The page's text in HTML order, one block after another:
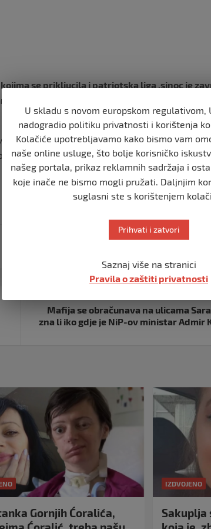
se prikljucila i patriotska liga ,sinoc je
skupstini ali i sa SDP gdje su doneseni
sa strankama koje su u opoziciji. Ovu
Mafija se obračunava na ulicama
zna li iko gdje je NiP-ov ministar Admir
Gornjih Ćoralića,
IZDVOJENO
Sakuplja
U skladu s novom europskom regulativom,
nadogradio politiku privatnosti i korištenja
Kolačiće upotrebljavamo kako bismo vam
naše online usluge, što bolje korisničko
našeg portala, prikaz reklamnih sadržaja i
koje inače ne bismo mogli pružati. Daljnjim
suglasni ste s korištenjem
Prihvati i zatvori
Saznaj više na stranici
Pravila o zaštiti privatnosti